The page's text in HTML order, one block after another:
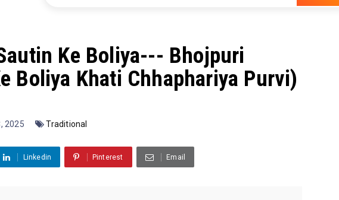
Sautin Ke Boliya--- Bhojpuri
Boliya Khati Chhaphariya Purvi)
2025 Traditional
Linkedin Pinterest Email